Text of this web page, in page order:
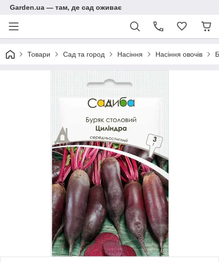
Garden.ua — там, де сад оживає
Товари Сад та город Насіння Насіння овочів